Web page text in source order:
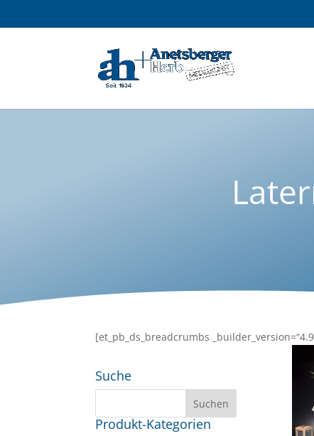
[et_pb_ds_breadcrumbs
Suche
Produkt-Kategorien